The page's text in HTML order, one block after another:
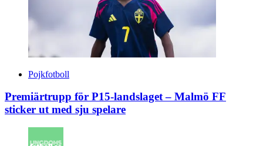
Pojkfotboll
Premiärtrupp för P15-landslaget – Malmö FF
sticker ut med sju spelare